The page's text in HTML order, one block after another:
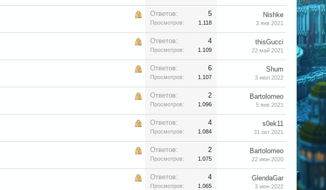
Ответов: 5
Просмотров: 1.118
Nishke
3 янв 2021
Ответов: 4
Просмотров: 1.109
thisGucci
22 май 2021
Ответов: 6
Просмотров: 1.107
Shum
3 июл 2022
Ответов: 2
Просмотров: 1.096
Bartolomeo
5 янв 2021
Ответов: 4
Просмотров: 1.084
s0ek11
31 окт 2021
Ответов: 2
Просмотров: 1.075
Bartolomeo
22 июн 2020
Ответов: 4
Просмотров: 1.065
GlendaGar
3 июн 2022